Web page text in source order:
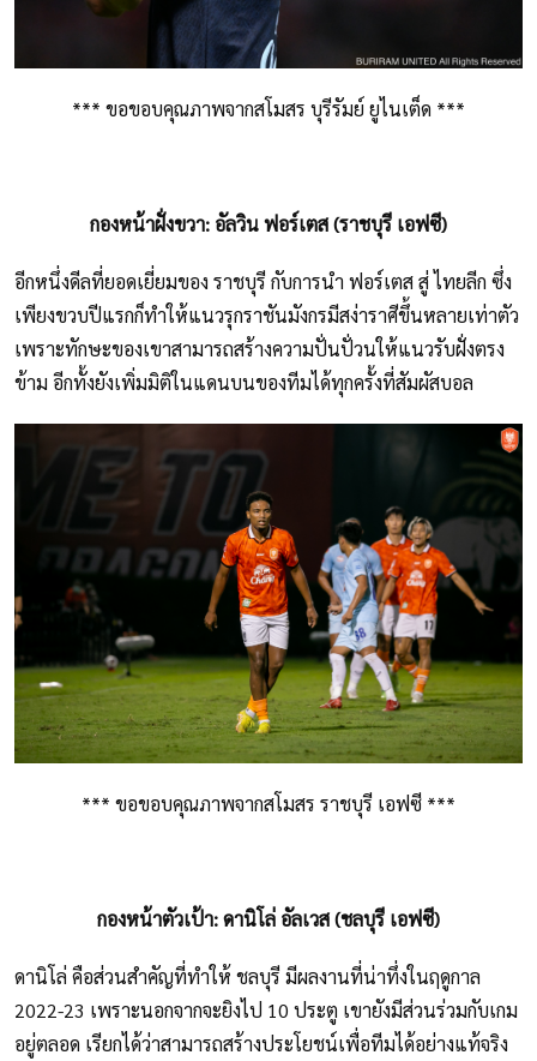
*** ขอขอบคุณภาพจากสโมสร บุรีรัมย์ ยูไนเต็ด ***
กองหน้าฝั่งขวา: อัลวิน ฟอร์เตส (ราชบุรี เอฟซี)
อีกหนึ่งดีลที่ยอดเยี่ยมของ ราชบุรี กับการนำ ฟอร์เตส สู่ ไทยลีก ซึ่ง
เพียงขวบปีแรกก็ทำให้แนวรุกราชันมังกรมีสง่าราศีขึ้นหลายเท่าตัว
เพราะทักษะของเขาสามารถสร้างความปั่นปั่วนให้แนวรับฝั่งตรง
ข้าม อีกทั้งยังเพิ่มมิติในแดนบนของทีมได้ทุกครั้งที่สัมผัสบอล
*** ขอขอบคุณภาพจากสโมสร ราชบุรี เอฟซี ***
กองหน้าตัวเป้า: ดานิโล่ อัลเวส (ชลบุรี เอฟซี)
ดานิโล่ คือส่วนสำคัญที่ทำให้ ชลบุรี มีผลงานที่น่าทึ่งในฤดูกาล
2022-23 เพราะนอกจากจะยิงไป 10 ประตู เขายังมีส่วนร่วมกับเกม
อยู่ตลอด เรียกได้ว่าสามารถสร้างประโยชน์เพื่อทีมได้อย่างแท้จริง